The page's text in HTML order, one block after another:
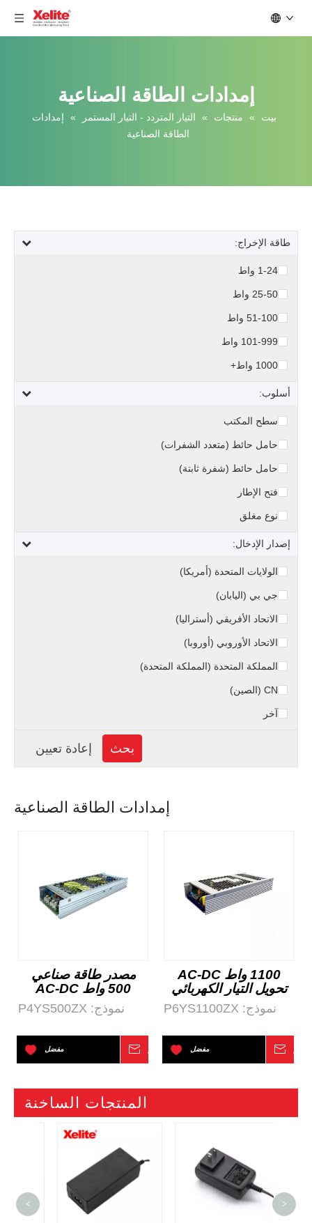
إمدادات الطاقة الصناعية
بيت » منتجات » التيار المتردد - التيار المستمر »
إمدادات
الطاقة الصناعية
طاقة الإخراج:
1-24 واط
25-50 واط
51-100 واط
101-999 واط
1000 واط+
أسلوب:
سطح المكتب
حامل حائط (متعدد الشفرات)
حامل حائط (شفرة ثابتة)
فتح الإطار
نوع مغلق
إصدار الإدخال:
الولايات المتحدة (أمريكا)
جي بي (اليابان)
الاتحاد الأفريقي (أستراليا)
الاتحاد الأوروبي (أوروبا)
المملكة المتحدة (المملكة المتحدة)
CN (الصين)
آخر
إمدادات الطاقة الصناعية
مصدر طاقة صناعي
500 واط AC-DC
نموذج: P4YS500ZX
مفضل استفسر
1100 واط AC-DC
تحويل التيار الكهربائي
نموذج: P6YS1100ZX
مفضل
المنتجات الساخنة
< >